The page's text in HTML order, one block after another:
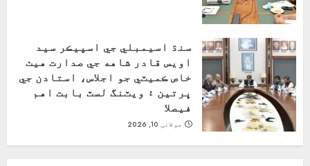
سنڌ اسيمبلي جي اسپيڪر سيد
اويس قادر شاهه جي صدارت هيٺ
خاص ڪميٽي جو اجلاس، استادن جي
ڀرتين ۽ ويٽنگ لسٽ بابت اهم
فيصلا
جولائی 10, 2026